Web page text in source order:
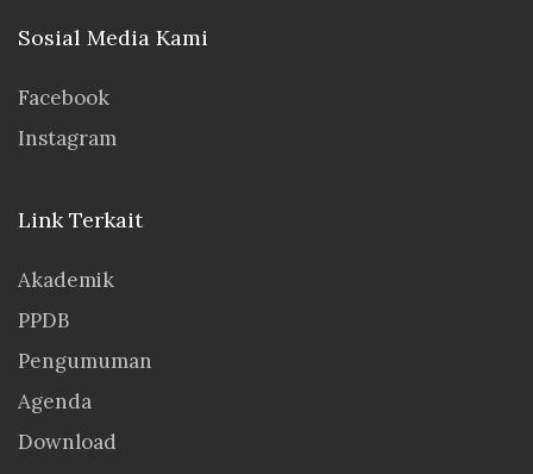
Sosial Media Kami
Facebook
Instagram
Link Terkait
Akademik
PPDB
Pengumuman
Agenda
Download